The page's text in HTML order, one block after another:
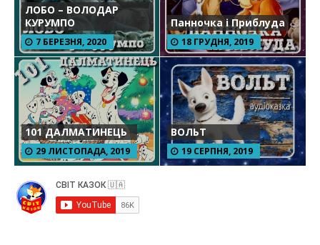
ЛОБО – ВОЛОДАР
КУРУМПО
7 БЕРЕЗНЯ, 2020
Панночка і Приблуда
18 ГРУДНЯ, 2019
101 ДАЛМАТИНЕЦЬ
29 ЛИСТОПАДА, 2019
ВОЛЬТ
19 СЕРПНЯ, 2019